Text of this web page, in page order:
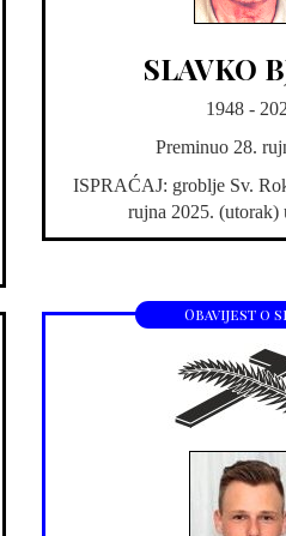
SLAVKO
1948 -
Preminuo 28.
ISPRAĆAJ: groblje Sv.
rujna 2025. (utorak)
Obavijest o